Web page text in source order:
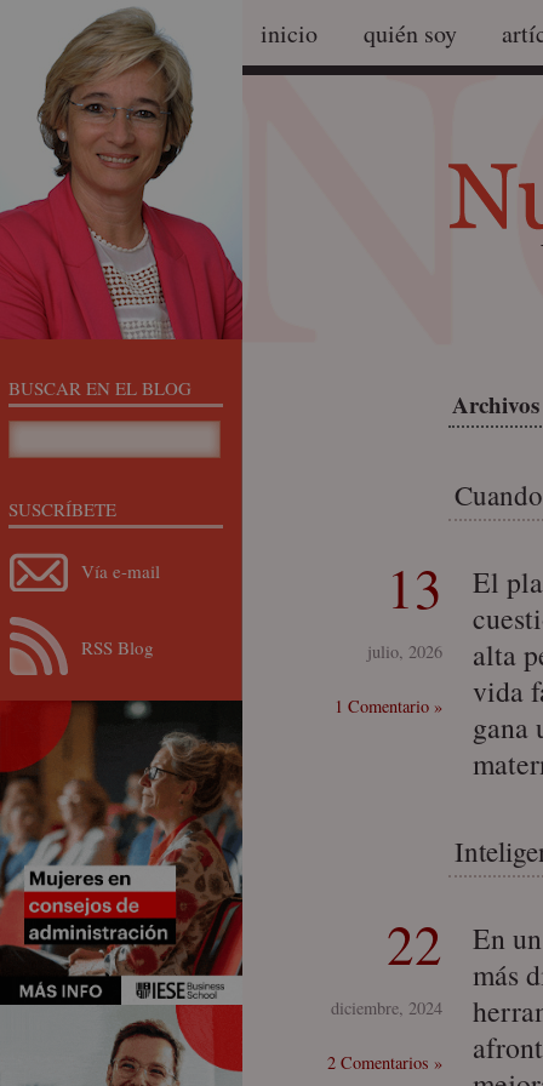
inicio quién soy
13
julio, 2026
1 Comentario »
El
alta
vida
gana
22
diciembre, 2024
2 Comentarios »
En
más
BUSCAR EN EL BLOG
SUSCRÍBETE
Vía e-mail
RSS Blog